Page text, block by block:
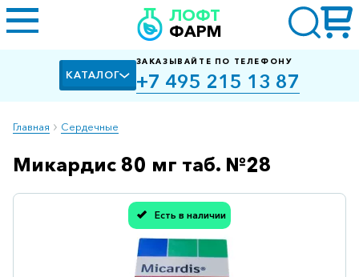
ЛОФТ
ФАРМ
КАТАЛОГ
ЗАКАЗЫВАЙТЕ ПО ТЕЛЕФОНУ
+7 495 215 13 87
Главная Сердечные
Алкоголизм,
Антибактериальные
Микардис 80 мг таб. №28
Есть в наличии
Спасибо, мы учли Вашу оценку!